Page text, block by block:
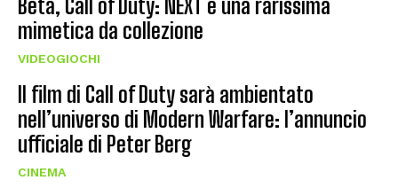
Beta, Call of Duty: NEXT e una rarissima
mimetica da collezione
VIDEOGIOCHI
Il film di Call of Duty sarà ambientato
nell’universo di Modern Warfare: l’annuncio
ufficiale di Peter Berg
CINEMA